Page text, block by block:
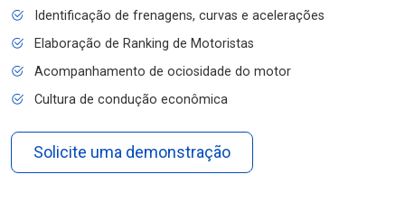
Identificação de frenagens, curvas e acelerações
Elaboração de Ranking de Motoristas
Acompanhamento de ociosidade do motor
Cultura de condução econômica
Solicite uma demonstração